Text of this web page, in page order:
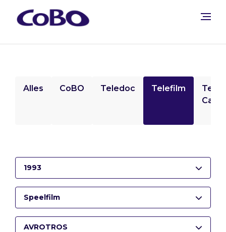
Alles CoBO Teledoc Telefilm
1993
Speelfilm
AVROTROS